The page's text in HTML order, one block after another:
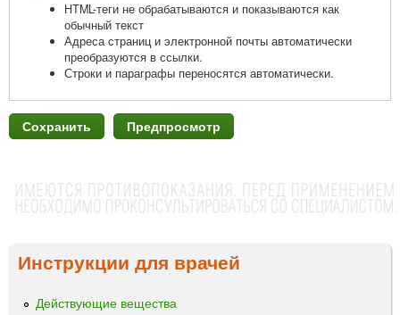
HTML-теги не обрабатываются и показываются как
обычный текст
Адреса страниц и электронной почты автоматически
преобразуются в ссылки.
Строки и параграфы переносятся автоматически.
Инструкции для врачей
Действующие вещества